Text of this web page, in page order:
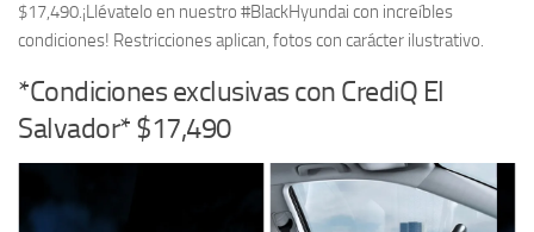
$17,490.¡Llévatelo en nuestro #BlackHyundai con increíbles
condiciones! Restricciones aplican, fotos con carácter ilustrativo.
*Condiciones exclusivas con CrediQ El
Salvador* $17,490